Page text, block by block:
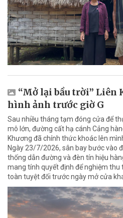
“Mở lại bầu trời” Liên
hình ảnh trước giờ G
Sau nhiều tháng tạm đóng cửa để
mô lớn, đường cất hạ cánh Cảng
Khương đã chính thức khoác lên
Ngày 23/7/2026, sân bay bước vào
thống dẫn đường và đèn tín hiệu
mang tính quyết định để nghiệm thu
toàn tuyệt đối trước ngày mở cửa